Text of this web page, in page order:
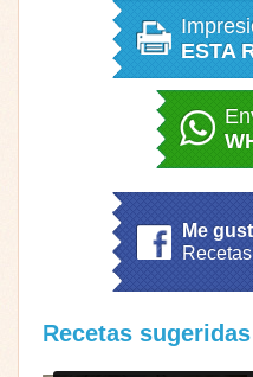
ESTA
Me
Recetas sugeridas